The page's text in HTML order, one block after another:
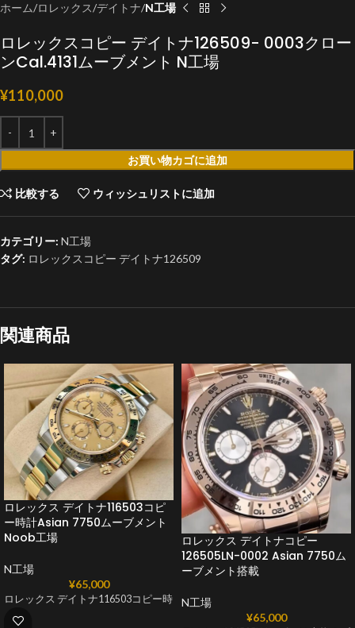
ホーム ロレックス デイトナ N工場
ロレックスコピー デイトナ126509- 0003クロー
ンCal.4131ムーブメント N工場
¥110,000
お買い物カゴに追加
比較する ウィッシュリストに追加
カテゴリー: N工場
タグ: ロレックスコピー デイトナ126509
関連商品
ロレックス デイトナ116503コピ
ー時計Asian 7750ムーブメント
Noob工​​場
N工場
¥65,000
ロレックス デイトナ116503コピー時
ロレックス デイトナコピー
126505LN-0002 Asian 7750ム
ーブメント搭載
N工場
¥65,000